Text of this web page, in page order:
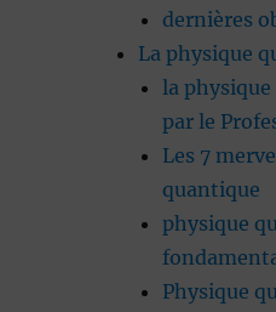
dernières
La physique
la
par le
Les 7
quantique
physique
Physique